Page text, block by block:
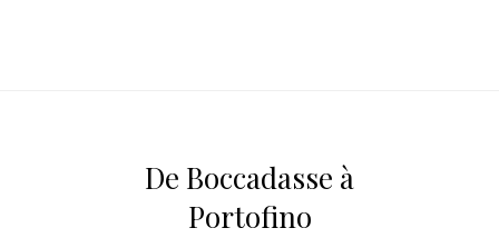
De Boccadasse à
Portofino